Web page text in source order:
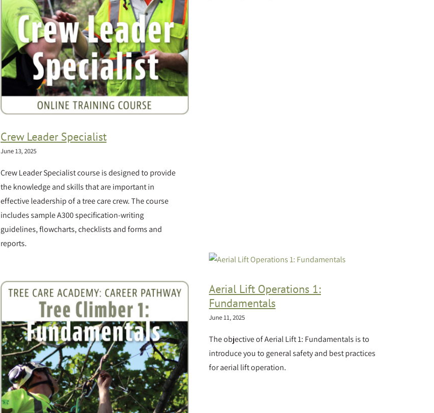
Crew Leader Specialist
June 13, 2025
Crew Leader Specialist course is designed to provide
the knowledge and skills that are important in
effective leadership of a tree care crew. The course
includes sample A300 specification-writing
guidelines, flowcharts, checklists and forms and
reports.
Aerial Lift Operations 1:
Fundamentals
June 11, 2025
The objective of Aerial Lift 1: Fundamentals is to
introduce you to general safety and best practices
for aerial lift operation.